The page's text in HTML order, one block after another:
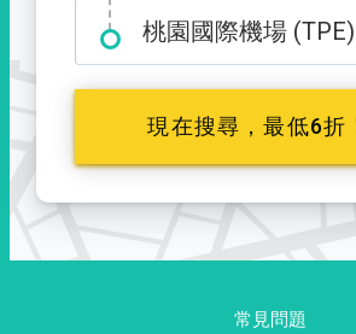
桃園國際機場 (TPE)
現在搜尋，最低6折
常見問題